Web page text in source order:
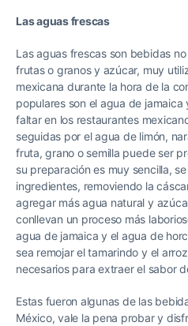
Las aguas frescas
Las aguas frescas son bebidas
frutas o granos y azúcar, muy
mexicana durante la hora de la
populares son el agua de
faltar en los restaurantes
seguidas por el agua de limón,
fruta, grano o semilla puede ser
su preparación es muy sencilla,
ingredientes, removiendo la
agregar más agua natural y
conllevan un proceso más
agua de jamaica y el agua de
sea remojar el tamarindo y el
necesarios para extraer el sabor
Estas fueron algunas de las
México, vale la pena probar y